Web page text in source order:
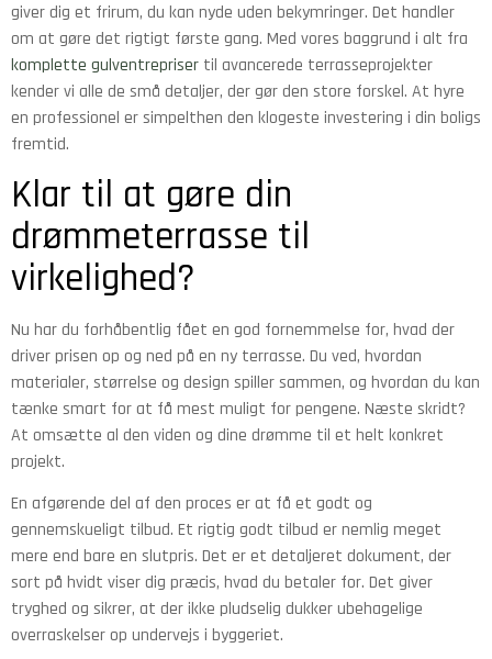
giver dig et frirum, du kan nyde uden bekymringer. Det handler
om at gøre det rigtigt første gang. Med vores baggrund i alt fra
komplette gulventrepriser til avancerede terrasseprojekter
kender vi alle de små detaljer, der gør den store forskel. At hyre
en professionel er simpelthen den klogeste investering i din boligs
fremtid.
Klar til at gøre din
drømmeterrasse til
virkelighed?
Nu har du forhåbentlig fået en god fornemmelse for, hvad der
driver prisen op og ned på en ny terrasse. Du ved, hvordan
materialer, størrelse og design spiller sammen, og hvordan du kan
tænke smart for at få mest muligt for pengene. Næste skridt?
At omsætte al den viden og dine drømme til et helt konkret
projekt.
En afgørende del af den proces er at få et godt og
gennemskueligt tilbud. Et rigtig godt tilbud er nemlig meget
mere end bare en slutpris. Det er et detaljeret dokument, der
sort på hvidt viser dig præcis, hvad du betaler for. Det giver
tryghed og sikrer, at der ikke pludselig dukker ubehagelige
overraskelser op undervejs i byggeriet.